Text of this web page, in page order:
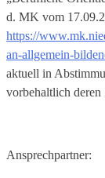
d. MK vom
https://
an-allgemein-
aktuell in
vorbehaltlich deren
Ansprechpartner: